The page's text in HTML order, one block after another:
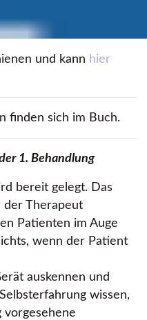
und kann hier
finden sich im Buch.
1. Behandlung
bereit gelegt. Das
der Therapeut
Patienten im Auge
wenn der Patient
auskennen und
wissen,
vorgesehene